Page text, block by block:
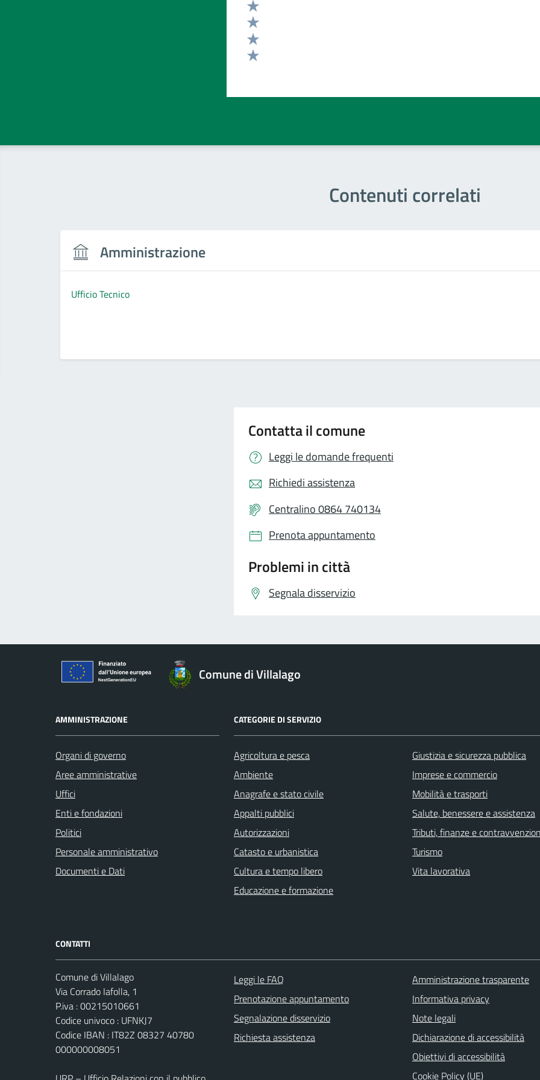
Valuta 5 stelle su 5
Valuta 4 stelle su 5
Valuta 3 stelle su 5
Valuta 2 stelle su 5
Contenuti correlati
Amministrazione
Ufficio Tecnico
Contatta il comune
Leggi le domande frequenti
Richiedi assistenza
Centralino 0864 740134
Prenota appuntamento
Problemi in città
Segnala disservizio
Comune di Villalago
AMMINISTRAZIONE
Organi di governo
Aree amministrative
Uffici
Enti e fondazioni
Politici
Personale amministrativo
Documenti e Dati
CATEGORIE DI SERVIZIO
Agricoltura e pesca
Ambiente
Anagrafe e stato civile
Appalti pubblici
Autorizzazioni
Catasto e urbanistica
Cultura e tempo libero
Educazione e formazione
Giustizia e sicurezza pubblica
Imprese e commercio
Mobilità e trasporti
Salute, benessere e assistenza
Tributi, finanze e
Turismo
Vita lavorativa
CONTATTI
Comune di Villalago
Via Corrado Iafolla, 1
P.iva : 00215010661
Codice univoco : UFNKJ7
Codice IBAN : IT82Z 08327 40780
000000008051
Leggi le FAQ
Prenotazione appuntamento
Segnalazione disservizio
Richiesta assistenza
Amministrazione trasparente
Informativa privacy
Note legali
Dichiarazione di accessibilità
Obiettivi di accessibilità
Cookie Policy (UE)